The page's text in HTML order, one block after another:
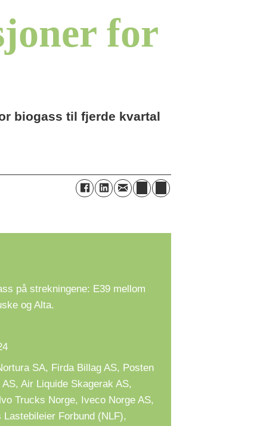
for
biogass til fjerde kvartal
på strekningene: E39 mellom
og Alta.
SA, Firda Billag AS, Posten
Air Liquide Skagerak AS,
Trucks Norge, Iveco Norge AS,
Forbund (NLF),